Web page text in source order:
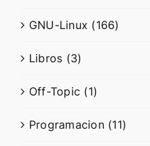
GNU-Linux (166)
Libros (3)
Off-Topic (1)
Programacion (11)